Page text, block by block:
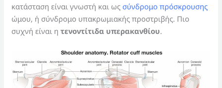
κατάσταση είναι γνωστή και ωςσύνδρομο πρόσκρουσης
ώμου, ή σύνδρομο υπακρωμιακής προστριβής. Πιο
συχνή είναι ητενοντίτιδα υπερακανθίου.